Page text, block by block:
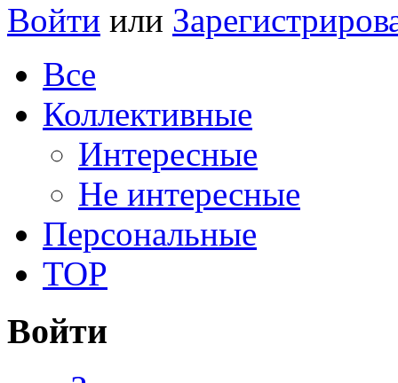
Войти или
Все
Коллективные
Интересные
Не интересные
Персональные
TOP
Войти